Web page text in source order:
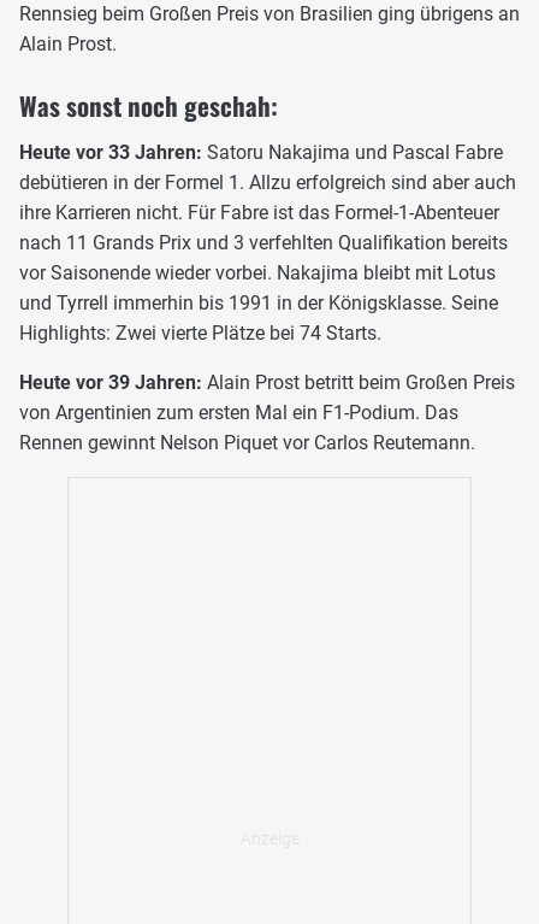
Rennsieg beim Großen Preis von Brasilien ging übrigens an
Alain Prost.
Was sonst noch geschah:
Heute vor 33 Jahren: Satoru Nakajima und Pascal Fabre
debütieren in der Formel 1. Allzu erfolgreich sind aber auch
ihre Karrieren nicht. Für Fabre ist das Formel-1-Abenteuer
nach 11 Grands Prix und 3 verfehlten Qualifikation bereits
vor Saisonende wieder vorbei. Nakajima bleibt mit Lotus
und Tyrrell immerhin bis 1991 in der Königsklasse. Seine
Highlights: Zwei vierte Plätze bei 74 Starts.
Heute vor 39 Jahren: Alain Prost betritt beim Großen Preis
von Argentinien zum ersten Mal ein F1-Podium. Das
Rennen gewinnt Nelson Piquet vor Carlos Reutemann.